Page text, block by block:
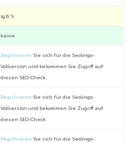
19.6 %
keine
Registrieren Sie sich für die Seolingo-
Vollversion und bekommen Sie Zugriff auf
diesen SEO-Check.
Registrieren Sie sich für die Seolingo-
Vollversion und bekommen Sie Zugriff auf
diesen SEO-Check.
Registrieren Sie sich für die Seolingo-